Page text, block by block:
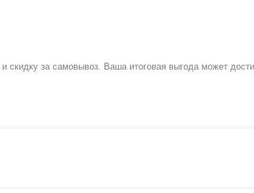
за самовывоз. Ваша итоговая выгода может